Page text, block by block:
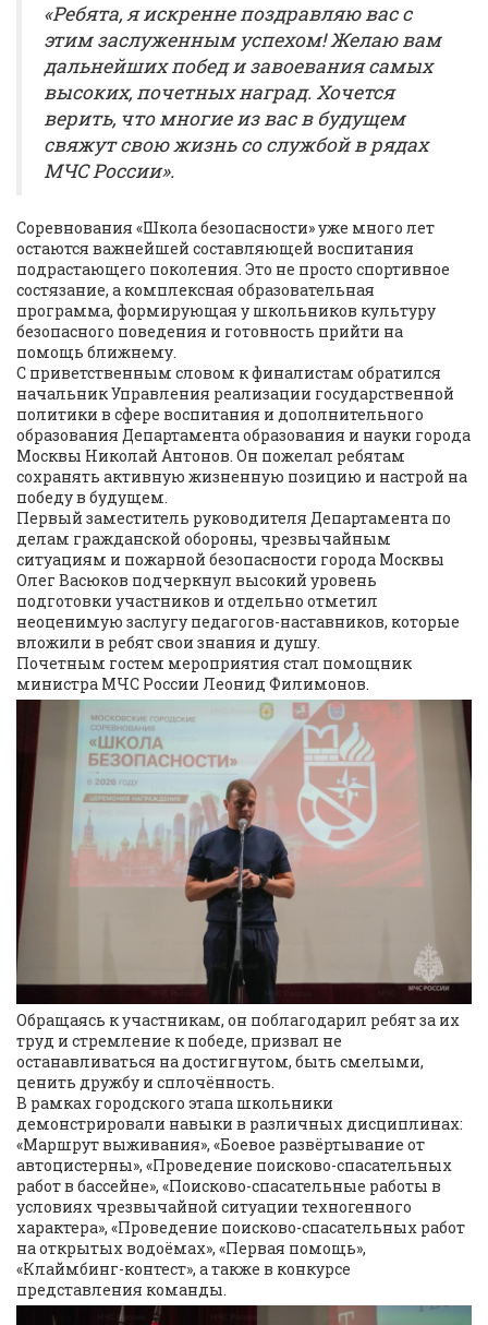
«Ребята, я искренне поздравляю вас с
этим заслуженным успехом! Желаю вам
дальнейших побед и завоевания самых
высоких, почетных наград. Хочется
верить, что многие из вас в будущем
свяжут свою жизнь со службой в рядах
МЧС России».
Соревнования «Школа безопасности» уже много лет
остаются важнейшей составляющей воспитания
подрастающего поколения. Это не просто спортивное
состязание, а комплексная образовательная
программа, формирующая у школьников культуру
безопасного поведения и готовность прийти на
помощь ближнему.
С приветственным словом к финалистам обратился
начальник Управления реализации государственной
политики в сфере воспитания и дополнительного
образования Департамента образования и науки города
Москвы Николай Антонов. Он пожелал ребятам
сохранять активную жизненную позицию и настрой на
победу в будущем.
Первый заместитель руководителя Департамента по
делам гражданской обороны, чрезвычайным
ситуациям и пожарной безопасности города Москвы
Олег Васюков подчеркнул высокий уровень
подготовки участников и отдельно отметил
неоценимую заслугу педагогов-наставников, которые
вложили в ребят свои знания и душу.
Почетным гостем мероприятия стал помощник
министра МЧС России Леонид Филимонов.
Обращаясь к участникам, он поблагодарил ребят за их
труд и стремление к победе, призвал не
останавливаться на достигнутом, быть смелыми,
ценить дружбу и сплочённость.
В рамках городского этапа школьники
демонстрировали навыки в различных дисциплинах:
«Маршрут выживания», «Боевое развёртывание от
автоцистерны», «Проведение поисково-спасательных
работ в бассейне», «Поисково-спасательные работы в
условиях чрезвычайной ситуации техногенного
характера», «Проведение поисково-спасательных работ
на открытых водоёмах», «Первая помощь»,
«Клаймбинг-контест», а также в конкурсе
представления команды.